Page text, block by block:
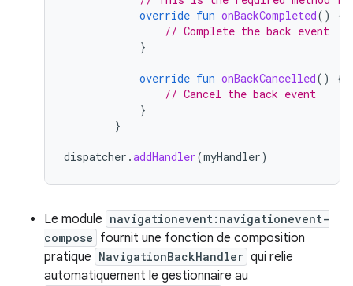
override fun onBackCompleted()
{
// Complete the back event
}
override fun onBackCancelled()
{
// Cancel the back event
}
}
dispatcher .addHandler(myHandler)
Le module navigationevent:navigationevent-
compose fournit une fonction de composition
pratique NavigationBackHandler qui relie
automatiquement le gestionnaire au